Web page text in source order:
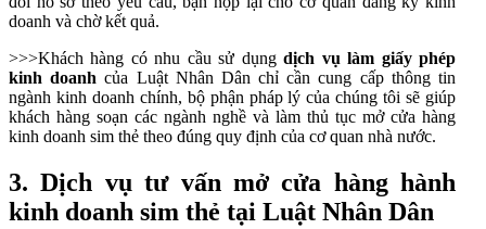
doanh và chờ kết quả.
>>>Khách hàng có nhu cầu sử dụngdịch vụ làm giấy phép
kinh doanh của Luật Nhân Dân chỉ cần cung cấp thông tin
ngành kinh doanh chính, bộ phận pháp lý của chúng tôi sẽ giúp
khách hàng soạn các ngành nghề và làm thủ tục mở cửa hàng
kinh doanh sim thẻ theo đúng quy định của cơ quan nhà nước.
3. Dịch vụ tư vấn mở cửa hàng hành
kinh doanh sim thẻ tại Luật Nhân Dân